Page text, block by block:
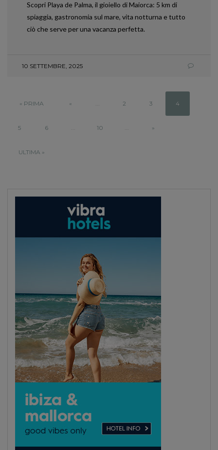
Scopri Playa de Palma, il gioiello di Maiorca: 5 km di
spiaggia, gastronomia sul mare, vita notturna e tutto
ciò che serve per una vacanza perfetta.
10 SETTEMBRE, 2025
« PRIMA « ... 2 3 4
5 6 ... 10 ... »
ULTIMA »